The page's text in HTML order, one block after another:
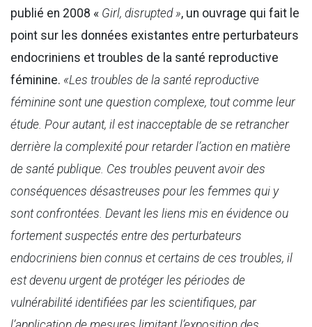
publié en 2008 « Girl, disrupted », un ouvrage qui fait le
point sur les données existantes entre perturbateurs
endocriniens et troubles de la santé reproductive
féminine. «Les troubles de la santé reproductive
féminine sont une question complexe, tout comme leur
étude. Pour autant, il est inacceptable de se retrancher
derrière la complexité pour retarder l’action en matière
de santé publique. Ces troubles peuvent avoir des
conséquences désastreuses pour les femmes qui y
sont confrontées. Devant les liens mis en évidence ou
fortement suspectés entre des perturbateurs
endocriniens bien connus et certains de ces troubles, il
est devenu urgent de protéger les périodes de
vulnérabilité identifiées par les scientifiques, par